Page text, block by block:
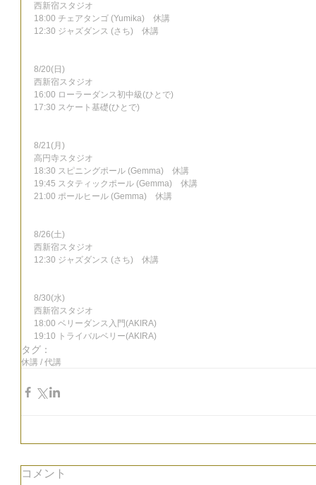
西新宿スタジオ
18:00 チェアタンゴ (Yumika)　休講
12:30 ジャズダンス (さち)　休講
8/20(日)
西新宿スタジオ
16:00 ローラーダンス初中級(ひとで)
17:30 スケート基礎(ひとで)
8/21(月)
高円寺スタジオ
18:30 スピニングポール (Gemma)　休講
19:45 スタティックポール (Gemma)　休講
21:00 ポールヒール (Gemma)　休講
8/26(土)
西新宿スタジオ
12:30 ジャズダンス (さち)　休講
8/30(水)
西新宿スタジオ
18:00 ベリーダンス入門(AKIRA)
19:10 トライバルベリー(AKIRA)
タグ：
休講 / 代講
コメント